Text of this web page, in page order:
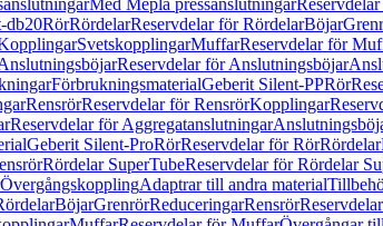
Med Mepla pressanslutningar
db20RörRördelarReservdelar för RördelarBöjar
SvetskopplingarMuffarReservdelar för
Reservdelar för Anslutningsböjar
FörbrukningsmaterialGeberit Silent-PPRör
RensrörReservdelar för RensrörKopplingar
Reservdelar för Aggregatanslutningar
Geberit Silent-ProRörReservdelar för RörRördelar
Rördelar SuperTubeReservdelar för Rördelar
ÖvergångskopplingAdaptrar till andra material
BöjarGrenrörReduceringarRensrör